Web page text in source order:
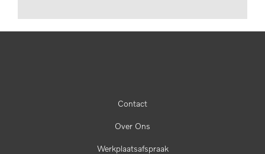
Contact
Over Ons
Werkplaatsafspraak